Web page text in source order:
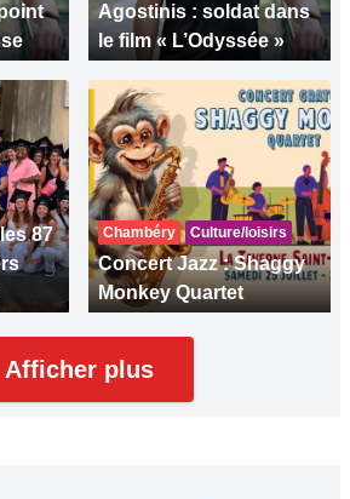
Agostinis : soldat dans
le film « L’Odyssée »
87
Chambéry Culture/loisirs
Concert Jazz : Shaggy
Monkey Quartet
Afficher plus